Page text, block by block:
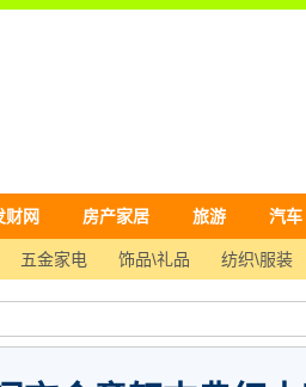
财网 房产家居 旅游 汽车
五金家电 饰品\礼品 纺织\服装